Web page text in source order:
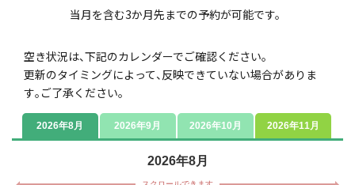
当月を含む3か月先までの予約が可能です。
空き状況は、下記のカレンダーでご確認ください。
更新のタイミングによって、 反映できていない場合がありま
す。 ご了承ください。
2026年8月 2026年9月 2026年10月 2026年11月
2026年8月